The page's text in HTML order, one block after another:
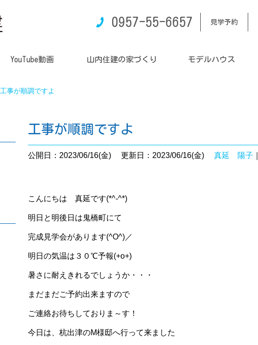
0957-55-6657 見学予約
YouTube動画 山内住建の家づくり モデルハウス
工事が順調ですよ
工事が順調ですよ
公開日：2023/06/16(金) 更新日：2023/06/16(金) 真延 陽子
こんにちは 真延です(*^-^*)
明日と明後日は鬼橋町にて
完成見学会があります(^O^)／
明日の気温は３０℃予報(+o+)
暑さに耐えきれるでしょうか・・・
まだまだご予約出来ますので
ご連絡お待ちしておりま～す！
今日は、杭出津のM様邸へ行って来ました